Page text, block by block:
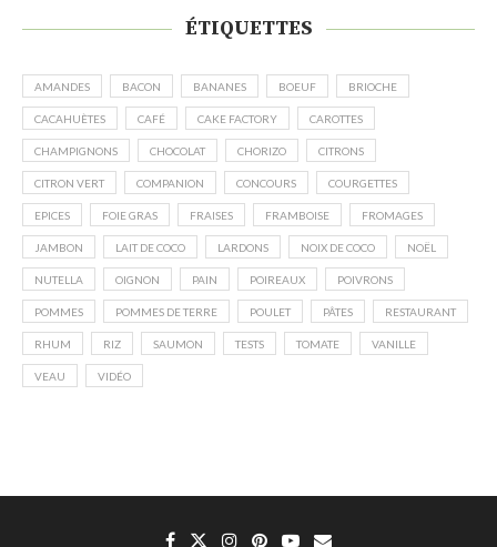
ÉTIQUETTES
AMANDES BACON BANANES BOEUF BRIOCHE
CACAHUÈTES CAFÉ CAKE FACTORY CAROTTES
CHAMPIGNONS CHOCOLAT CHORIZO CITRONS
CITRON VERT COMPANION CONCOURS COURGETTES
EPICES FOIE GRAS FRAISES FRAMBOISE FROMAGES
JAMBON LAIT DE COCO LARDONS NOIX DE COCO NOËL
NUTELLA OIGNON PAIN POIREAUX POIVRONS
POMMES POMMES DE TERRE POULET PÂTES RESTAURANT
RHUM RIZ SAUMON TESTS TOMATE VANILLE
VEAU VIDÉO